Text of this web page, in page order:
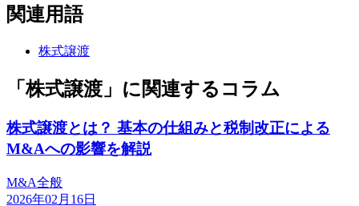
関連用語
株式譲渡
「株式譲渡」に関連するコラム
株式譲渡とは？ 基本の仕組みと税制改正による
M&Aへの影響を解説
M&A全般
2026年02月16日